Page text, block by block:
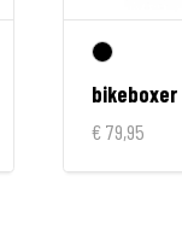
€ 79,95